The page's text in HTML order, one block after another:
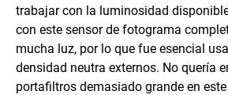
trabajar con la luminosidad
con este sensor de fotograma
mucha luz, por lo que fue esencial
densidad neutra externos. No quería
portafiltros demasiado grande en